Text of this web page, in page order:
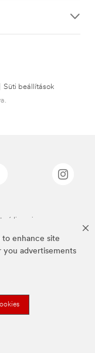
to enhance site
you advertisements
Süti beállítások